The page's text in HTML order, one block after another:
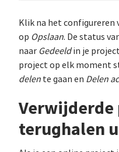
Klik na het configureren
op Opslaan. De status
naar Gedeeldin je
project op elk moment
delen te gaan en Delen
terughalen